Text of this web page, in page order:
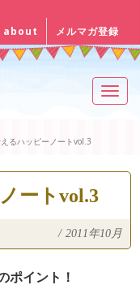
about メルマガ登録
るハッピーノートvol.3
ートvol.3
/ 2011年10月
ポイント！